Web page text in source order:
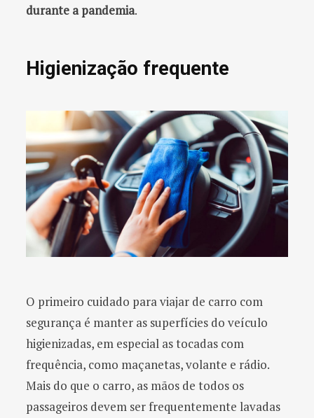
durante a pandemia.
Higienização frequente
O primeiro cuidado para viajar de carro com
segurança é manter as superfícies do veículo
higienizadas, em especial as tocadas com
frequência, como maçanetas, volante e rádio.
Mais do que o carro, as mãos de todos os
passageiros devem ser frequentemente lavadas